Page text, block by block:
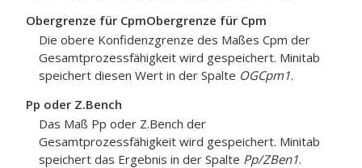
Obergrenze für CpmObergrenze für Cpm
Die obere Konfidenzgrenze des Maßes Cpm der
Gesamtprozessfähigkeit wird gespeichert. Minitab
speichert diesen Wert in der Spalte OGCpm1.
Pp oder Z.Bench
Das Maß Pp oder Z.Bench der
Gesamtprozessfähigkeit wird gespeichert. Minitab
speichert das Ergebnis in der Spalte Pp/ZBen1.